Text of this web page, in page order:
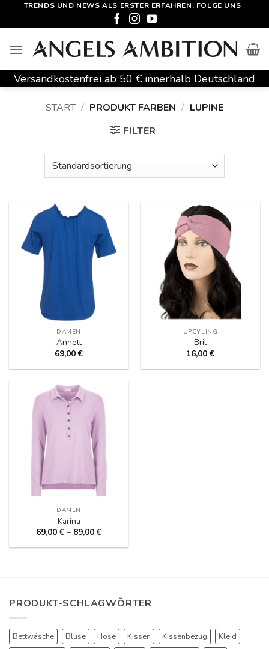
TRENDS UND NEWS ALS ERSTER ERFAHREN. FOLGE UNS
Versandkostenfrei ab 50 € innerhalb Deutschland
START / PRODUKT FARBEN / LUPINE
FILTER
DAMEN
Annett
69,00€
UPCYLING
Brit
16,00€
DAMEN
Karina
69,00€ – 89,00€
PRODUKT-SCHLAGWÖRTER
Bettwäsche Bluse Hose Kissen Kissenbezug
Kleid